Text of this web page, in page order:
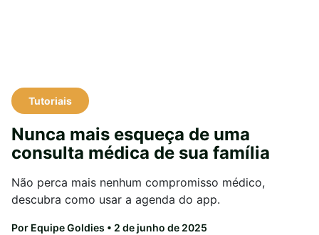
Tutoriais
Nunca mais esqueça de uma
consulta médica de sua família
Não perca mais nenhum compromisso médico,
descubra como usar a agenda do app.
Por Equipe Goldies • 2 de junho de 2025